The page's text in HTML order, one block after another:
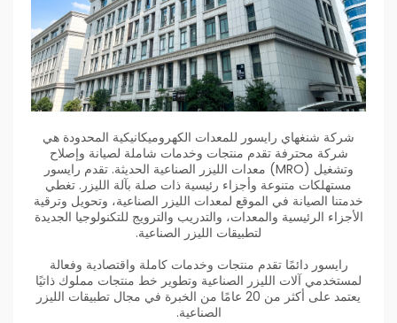
شركة شنغهاي رايسور للمعدات الكهروميكانيكية المحدودة هي
شركة محترفة تقدم منتجات وخدمات شاملة لصيانة وإصلاح
وتشغيل (MRO) معدات الليزر الصناعية الحديثة. تقدم رايسور
مستهلكات متنوعة وأجزاء رئيسية ذات صلة بآلة الليزر. تغطي
خدمتنا الصيانة في الموقع لمعدات الليزر الصناعية، وتحويل وترقية
الأجزاء الرئيسية والمعدات، والتدريب والترويج للتكنولوجيا الجديدة
لتطبيقات الليزر الصناعية.
رايسور دائمًا تقدم منتجات وخدمات كاملة واقتصادية وفعالة
لمستخدمي آلات الليزر الصناعية وتطوير خط منتجات مملوك ذاتيًا
يعتمد على أكثر من 20 عامًا من الخبرة في مجال تطبيقات الليزر
الصناعية.